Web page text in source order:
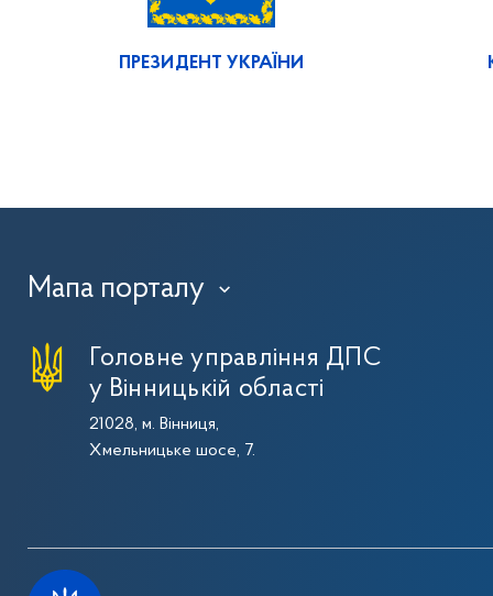
ПРЕЗИДЕНТ УКРАЇНИ
Мапа порталу ›
Головне управління ДПС
у Вінницькій області
21028, м. Вінниця,
Хмельницьке шосе, 7.